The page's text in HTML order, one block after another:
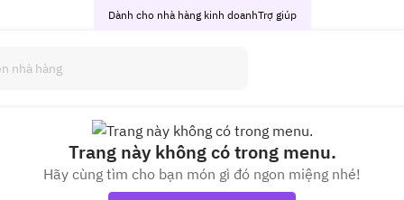
Dành cho nhà hàng kinh doanhTrợ giúp
Trang này không có trong menu.
Hãy cùng tìm cho bạn món gì đó ngon miệng nhé!